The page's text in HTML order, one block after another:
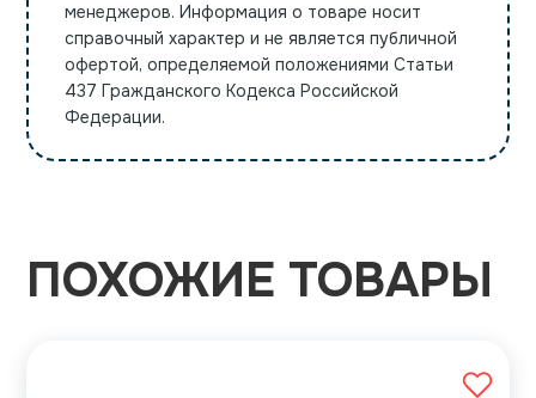
менеджеров. Информация о товаре носит
справочный характер и не является публичной
офертой, определяемой положениями Статьи
437 Гражданского Кодекса Российской
Федерации.
ПОХОЖИЕ ТОВАРЫ